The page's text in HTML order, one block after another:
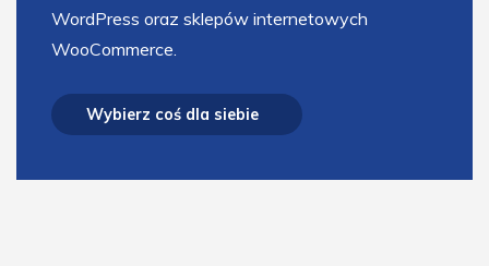
WordPress oraz sklepów internetowych
WooCommerce.
Wybierz coś dla siebie